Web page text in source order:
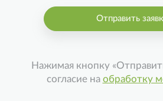
Отправить
Нажимая кнопку
согласие на обработку